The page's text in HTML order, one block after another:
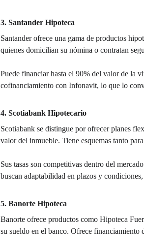
3. Santander Hipoteca
Santander ofrece una gama de productos
quienes domicilian su nómina o contratan
Puede financiar hasta el 90% del valor de la
cofinanciamiento con Infonavit, lo que lo
4. Scotiabank Hipotecario
Scotiabank se distingue por ofrecer planes
valor del inmueble. Tiene esquemas tanto
Sus tasas son competitivas dentro del
buscan adaptabilidad en plazos y
5. Banorte Hipoteca
Banorte ofrece productos como Hipoteca
su sueldo en el banco. Ofrece financiamiento